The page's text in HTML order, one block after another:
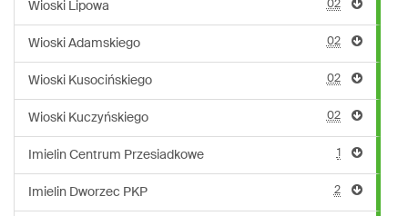
Wioski Lipowa 02
Wioski Adamskiego 02
Wioski Kusocińskiego 02
Wioski Kuczyńskiego 02
Imielin Centrum Przesiadkowe 1
Imielin Dworzec PKP 2